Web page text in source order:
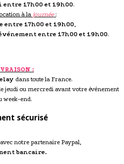
entre 17h00 et 19h00.
à la journée:
entre 17h00 et 19h00,
entre 17h00 et 19h00.
:
dans toute la France.
jeudi ou mercredi avant votre événement
week-end.
sécurisé
avec notre partenaire Paypal,
bancaire.